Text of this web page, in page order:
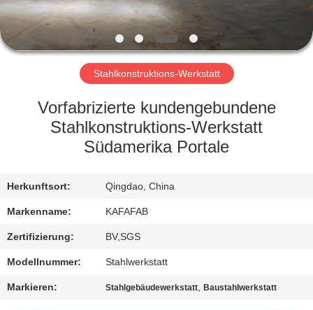
VIDEOS
VR
ÜBER
WERKSBESICHTIGUNG
QUALITÄTSKONTROLLE
KONTAKT
Stahlkonstruktions-Werkstatt
Vorfabrizierte kundengebundene
Stahlkonstruktions-Werkstatt
Südamerika Portale
Herkunftsort: Qingdao, China
Markenname: KAFAFAB
Zertifizierung: BV,SGS
Modellnummer: Stahlwerkstatt
Markieren: Stahlgebäudewerkstatt,Baustahlwerkstatt